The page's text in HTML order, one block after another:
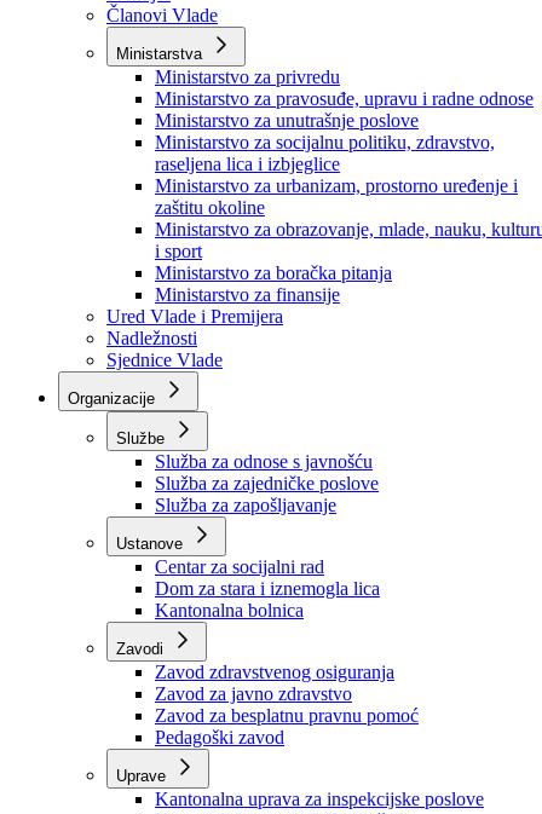
Vlada
Vlada BPK Goražde
Premijer
Članovi Vlade
Ministarstva
Ministarstvo za privredu
Ministarstvo za pravosuđe, upravu i radne odnose
Ministarstvo za unutrašnje poslove
Ministarstvo za socijalnu politiku, zdravstvo,
raseljena lica i izbjeglice
Ministarstvo za urbanizam, prostorno uređenje i
zaštitu okoline
Ministarstvo za obrazovanje, mlade, nauku,
i sport
Ministarstvo za boračka pitanja
Ministarstvo za finansije
Ured Vlade i Premijera
Nadležnosti
Sjednice Vlade
Organizacije
Službe
Služba za odnose s javnošću
Služba za zajedničke poslove
Služba za zapošljavanje
Ustanove
Centar za socijalni rad
Dom za stara i iznemogla lica
Kantonalna bolnica
Zavodi
Zavod zdravstvenog osiguranja
Zavod za javno zdravstvo
Zavod za besplatnu pravnu pomoć
Pedagoški zavod